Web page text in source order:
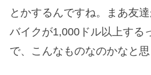
とかするんですね。まあ友
バイクが1,000ドル以上する
で、こんなものなのかなと思